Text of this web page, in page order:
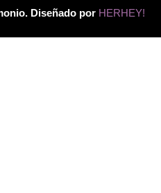
Diseñado por HERHEY!